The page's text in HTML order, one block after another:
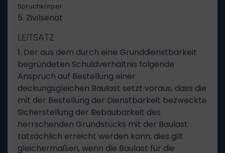
Spruchkörper:
5. Zivilsenat
LEITSATZ
1. Der aus dem durch eine Grunddienstbarkeit
begründeten Schuldverhältnis folgende
Anspruch auf Bestellung einer
deckungsgleichen Baulast setzt voraus, dass die
mit der Bestellung der Dienstbarkeit bezweckte
Sicherstellung der Bebaubarkeit des
herrschenden Grundstücks mit der Baulast
tatsächlich erreicht werden kann; dies gilt
gleichermaßen, wenn die Baulast für die